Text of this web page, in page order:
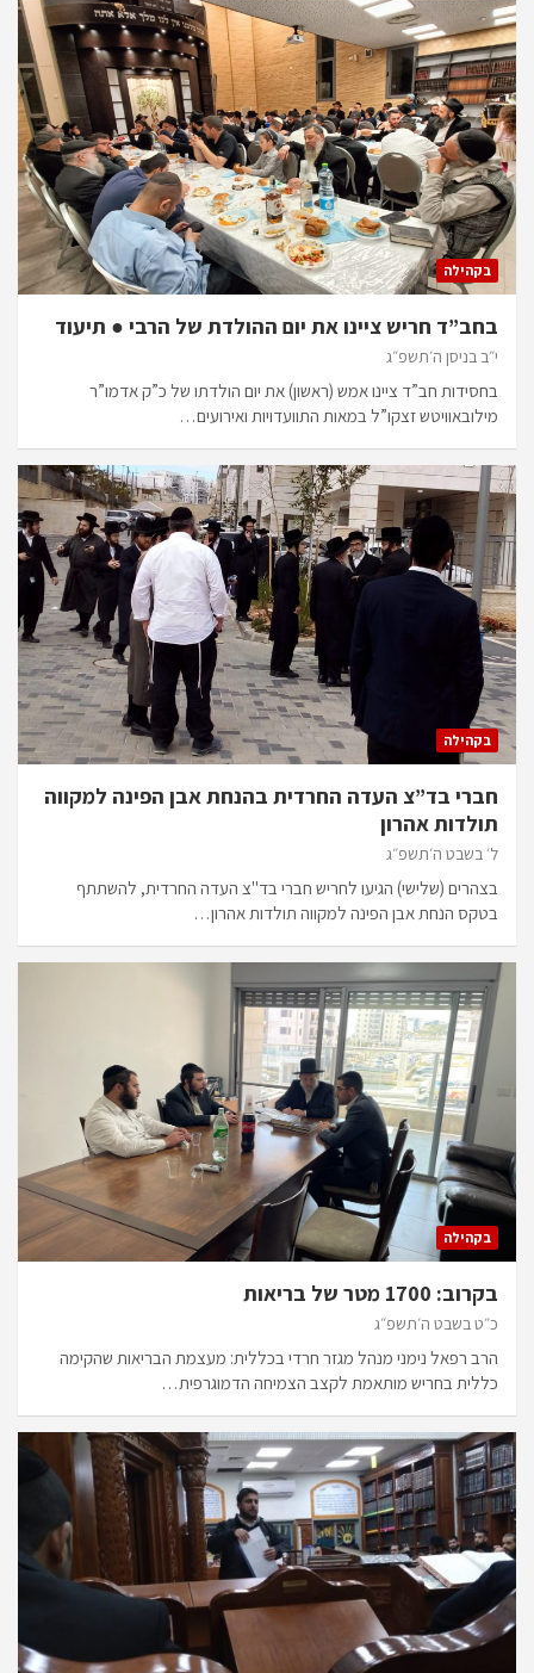
בקהילה
בחב”ד חריש ציינו את יום ההולדת של הרבי ● תיעוד
י״ב בניסן ה׳תשפ״ג
בחסידות חב”ד ציינו אמש (ראשון) את יום הולדתו של כ”ק אדמו”ר
מילובאוויטש זצקו”ל במאות התוועדויות ואירועים…
בקהילה
חברי בד”צ העדה החרדית בהנחת אבן הפינה למקווה
תולדות אהרון
ל׳ בשבט ה׳תשפ״ג
בצהרים (שלישי) הגיעו לחריש חברי בד"צ העדה החרדית, להשתתף
בטקס הנחת אבן הפינה למקווה תולדות אהרון…
בקהילה
בקרוב: 1700 מטר של בריאות
כ״ט בשבט ה׳תשפ״ג
הרב רפאל נימני מנהל מגזר חרדי בכללית: מעצמת הבריאות שהקימה
כללית בחריש מותאמת לקצב הצמיחה הדמוגרפית…